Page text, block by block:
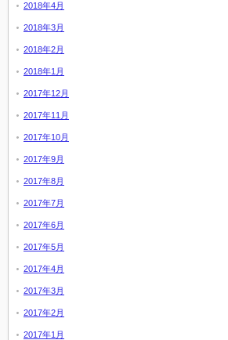
2018年4月
2018年3月
2018年2月
2018年1月
2017年12月
2017年11月
2017年10月
2017年9月
2017年8月
2017年7月
2017年6月
2017年5月
2017年4月
2017年3月
2017年2月
2017年1月